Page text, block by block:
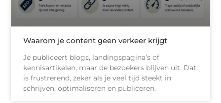
Waarom je content geen verkeer krijgt
Je publiceert blogs, landingspagina’s of
kennisartikelen, maar de bezoekers blijven uit. Dat
is frustrerend, zeker als je veel tijd steekt in
schrijven, optimaliseren en publiceren.